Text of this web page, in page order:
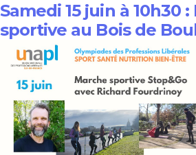
Samedi 15 juin à 10h30
sportive au Bois de